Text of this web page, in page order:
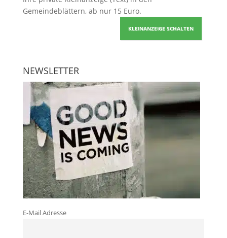
Gemeindeblättern, ab nur 15 Euro.
KLEINANZEIGE SCHALTEN
NEWSLETTER
E-Mail Adresse